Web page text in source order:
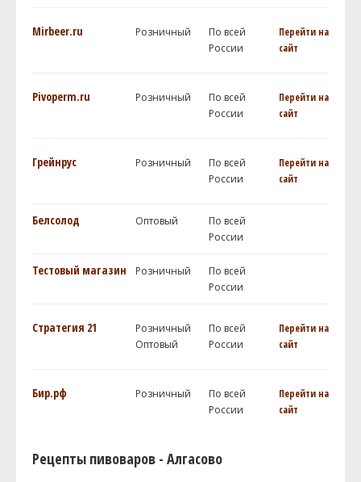
Mirbeer.ru Розничный
По всей
России
Перейти на
сайт
Pivoperm.ru Розничный
По всей
России
Перейти на
сайт
Грейнрус Розничный
По всей
России
Перейти на
сайт
Белсолод Оптовый
По всей
России
Тестовый магазин Розничный
По всей
России
Стратегия 21
Розничный
Оптовый
По всей
России
Перейти на
сайт
Бир.рф Розничный
По всей
России
Перейти на
сайт
Рецепты пивоваров - Алгасово